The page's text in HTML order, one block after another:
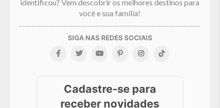
identificou? Vem descobrir os melhores destinos para
você e sua família!